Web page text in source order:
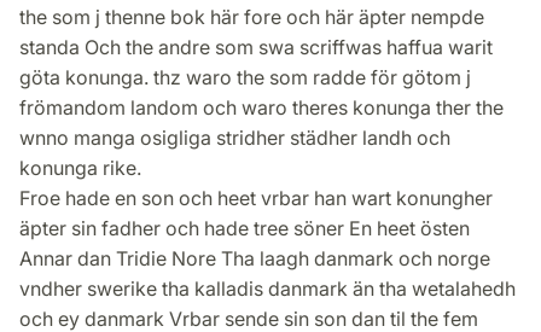
the som j thenne bok här fore och här äpter nempde
standa Och the andre som swa scriffwas haffua warit
göta konunga. thz waro the som radde för götom j
frömandom landom och waro theres konunga ther the
wnno manga osigliga stridher städher landh och
konunga rike.
Froe hade en son och heet vrbar han wart konungher
äpter sin fadher och hade tree söner En heet östen
Annar dan Tridie Nore Tha laagh danmark och norge
vndher swerike tha kalladis danmark än tha wetalahedh
och ey danmark Vrbar sende sin son dan til the fem